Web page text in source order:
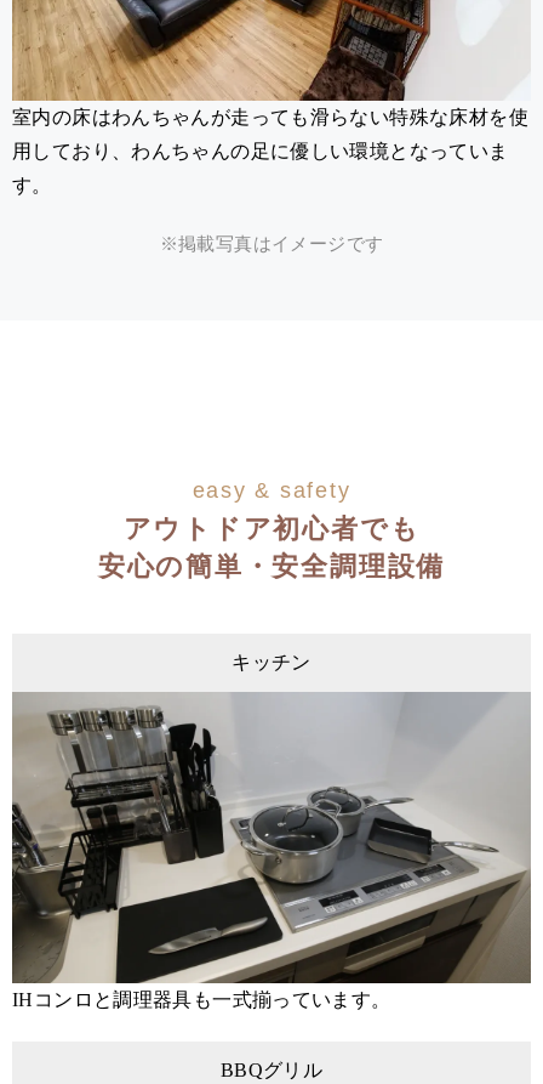
室内の床はわんちゃんが走っても滑らない特殊な床材を使
用しており、わんちゃんの足に優しい環境となっていま
す。
※掲載写真はイメージです
easy & safety
アウトドア初心者でも
安心の簡単・安全調理設備
キッチン
IHコンロと調理器具も一式揃っています。
BBQグリル